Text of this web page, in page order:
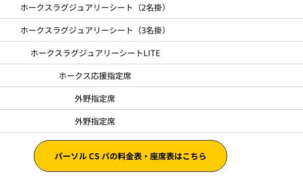
ホークスラグジュアリーシート（2名掛）
ホークスラグジュアリーシート（3名掛）
ホークスラグジュアリーシートLITE
ホークス応援指定席
外野指定席
外野指定席
パーソル CS パの料金表・座席表はこちら